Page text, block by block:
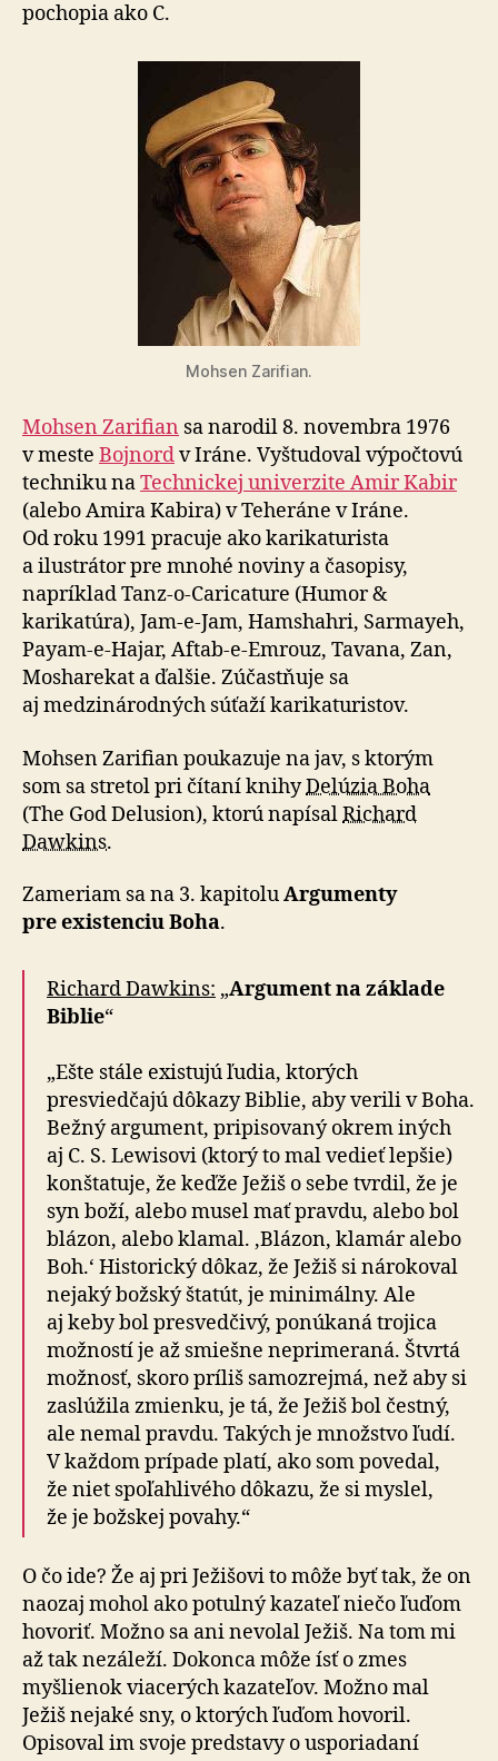
pochopia ako C.
Mohsen Zarifian.
Mohsen Zarifian sa narodil 8. novembra 1976
v meste Bojnordv Iráne. Vyštudoval výpočtovú
techniku naTechnickej univerzite Amir Kabir
(alebo Amira Kabira) v Teheráne v Iráne.
Od roku 1991 pracuje ako karikaturista
a ilustrátor pre mnohé noviny a časopisy,
napríklad Tanz-o-Caricature (Humor &
karikatúra), Jam-e-Jam, Hamshahri, Sarmayeh,
Payam-e-Hajar, Aftab-e-Emrouz, Tavana, Zan,
Mosharekat a ďalšie. Zúčastňuje sa
aj medzinárodných súťaží karikaturistov.
Mohsen Zarifian poukazuje na jav, s ktorým
som sa stretol pri čítaní knihyDelúzia Boha
(The God Delusion), ktorú napísalRichard
Dawkins.
Zameriam sa na 3. kapitoluArgumenty
pre existenciu Boha.
Richard Dawkins: „Argument na základe
Biblie“
„Ešte stále existujú ľudia, ktorých
presviedčajú dôkazy Biblie, aby verili v Boha.
Bežný argument, pripisovaný okrem iných
aj C. S. Lewisovi (ktorý to mal vedieť lepšie)
konštatuje, že keďže Ježiš o sebe tvrdil, že je
syn boží, alebo musel mať pravdu, alebo bol
blázon, alebo klamal. ‚Blázon, klamár alebo
Boh.‘ Historický dôkaz, že Ježiš si nárokoval
nejaký božský štatút, je minimálny. Ale
aj keby bol presvedčivý, ponúkaná trojica
možností je až smiešne neprimeraná. Štvrtá
možnosť, skoro príliš samozrejmá, než aby si
zaslúžila zmienku, je tá, že Ježiš bol čestný,
ale nemal pravdu. Takých je množstvo ľudí.
V každom prípade platí, ako som povedal,
že niet spoľahlivého dôkazu, že si myslel,
že je božskej povahy.“
O čo ide? Že aj pri Ježišovi to môže byť tak, že on
naozaj mohol ako potulný kazateľ niečo ľuďom
hovoriť. Možno sa ani nevolal Ježiš. Na tom mi
až tak nezáleží. Dokonca môže ísť o zmes
myšlienok viacerých kazateľov. Možno mal
Ježiš nejaké sny, o ktorých ľuďom hovoril.
Opisoval im svoje predstavy o usporiadaní